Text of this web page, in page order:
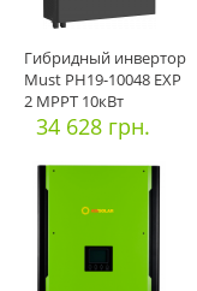
Гибридный инвертор
Must PH19-10048 EXP
2 MPPT 10кВт
34 628 грн.